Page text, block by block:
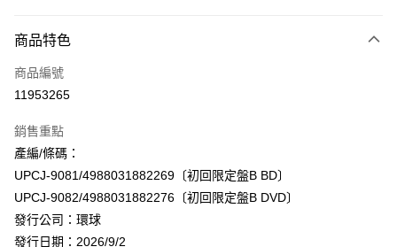
信用卡一次付款
超商取貨付款
Apple Pay
街口支付
悠遊付
商品特色
商品編號
11953265
銷售重點
產編/條碼：
UPCJ-9081/4988031882269〔初回限定盤B BD〕
UPCJ-9082/4988031882276〔初回限定盤B DVD〕
發行公司：環球
發行日期：2026/9/2